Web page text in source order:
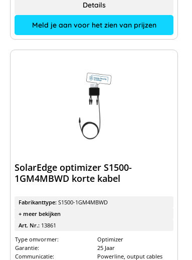
Meld je aan voor het zien van prijzen
Details
SolarEdge optimizer S1500-
1GM4MBWD korte kabel
Fabrikanttype: S1500-1GM4MBWD
+ meer bekijken
Art. Nr.: 13861
Type omvormer:
Optimizer
Garantie:
25 Jaar
Communicatie:
Powerline, output cables